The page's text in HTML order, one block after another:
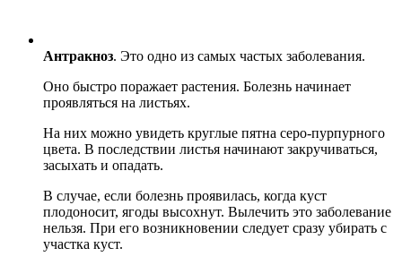
Антракноз. Это одно из самых частых заболевания.
Оно быстро поражает растения. Болезнь начинает
проявляться на листьях.
На них можно увидеть круглые пятна серо-пурпурного
цвета. В последствии листья начинают закручиваться,
засыхать и опадать.
В случае, если болезнь проявилась, когда куст
плодоносит, ягоды высохнут. Вылечить это заболевание
нельзя. При его возникновении следует сразу убирать с
участка куст.